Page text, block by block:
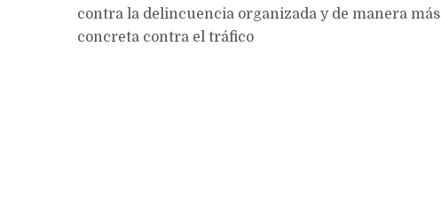
contra la delincuencia organizada y de manera más
concreta contra el tráfico